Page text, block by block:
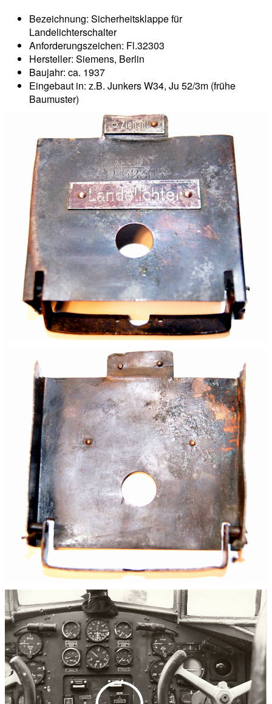
Bezeichnung: Sicherheitsklappe für
Landelichterschalter
Anforderungszeichen: Fl.32303
Hersteller: Siemens, Berlin
Baujahr: ca. 1937
Eingebaut in: z.B. Junkers W34, Ju 52/3m (frühe
Baumuster)